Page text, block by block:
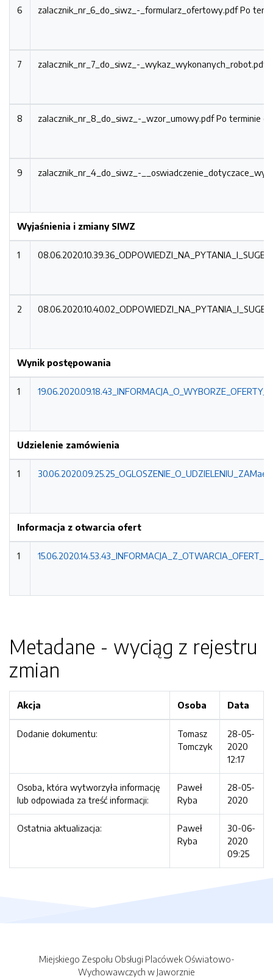
6 zalacznik_nr_6_do_siwz_-_formularz_ofertowy.pdfPo
7 zalacznik_nr_7_do_siwz_-_wykaz_wykonanych_robot.pdf
8 zalacznik_nr_8_do_siwz_-_wzor_umowy.pdfPo terminie
9 zalacznik_nr_4_do_siwz_-
Wyjaśnienia i zmiany SIWZ
1
2
Wynik postępowania
1
Udzielenie zamówienia
1
Informacja z otwarcia ofert
1
Metadane - wyciąg z rejestru
zmian
Akcja Osoba Data
Dodanie dokumentu:
Tomasz
Tomczyk
28-05-
2020
12:17
Osoba, która wytworzyła informację
lub odpowiada za treść informacji:
Paweł
Ryba
28-05-
2020
Ostatnia aktualizacja:
Paweł
Ryba
30-06-
2020
09:25
Miejskiego Zespołu Obsługi Placówek Oświatowo-
Wychowawczych w Jaworznie